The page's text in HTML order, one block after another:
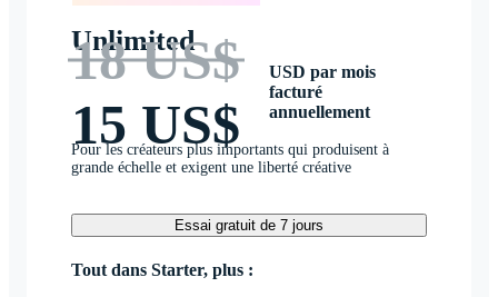
Unlimited
18 US$
15 US$
USD par mois
facturé
annuellement
Pour les créateurs plus importants qui produisent à
grande échelle et exigent une liberté créative
Essai gratuit de 7 jours
Tout dans Starter, plus :